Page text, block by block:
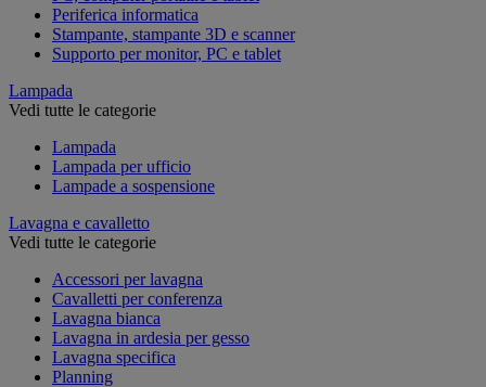
Periferica informatica
Stampante, stampante 3D e scanner
Supporto per monitor, PC e tablet
Lampada
Vedi tutte le categorie
Lampada
Lampada per ufficio
Lampade a sospensione
Lavagna e cavalletto
Vedi tutte le categorie
Accessori per lavagna
Cavalletti per conferenza
Lavagna bianca
Lavagna in ardesia per gesso
Lavagna specifica
Planning